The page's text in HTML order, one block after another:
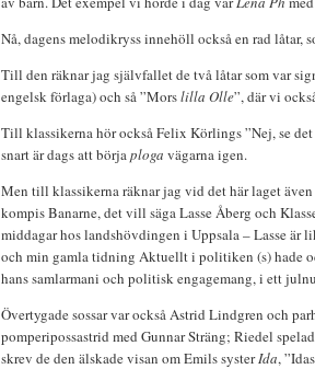
Nå, dagens melodikryss innehöll också en rad låtar,
Till den räknar jag självfallet de två låtar som var
engelsk förlaga) och så ”Morslilla Olle”, där vi
Till klassikerna hör också Felix Körlings ”Nej, se
snart är dags att börjaploga vägarna igen.
Men till klassikerna räknar jag vid det här laget
kompis Banarne, det vill säga Lasse Åberg och
middagar hos landshövdingen i Uppsala – Lasse är
och min gamla tidning Aktuellt i politiken (s) hade
hans samlarmani och politisk engagemang, i ett
Övertygade sossar var också Astrid Lindgren och
pomperipossastrid med Gunnar Sträng; Riedel
skrev de den älskade visan om Emils systerIda,